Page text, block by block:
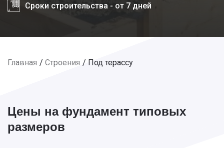
Сроки строительства - от 7 дней
Главная Строения Под терассу
Цены на фундамент типовых
размеров